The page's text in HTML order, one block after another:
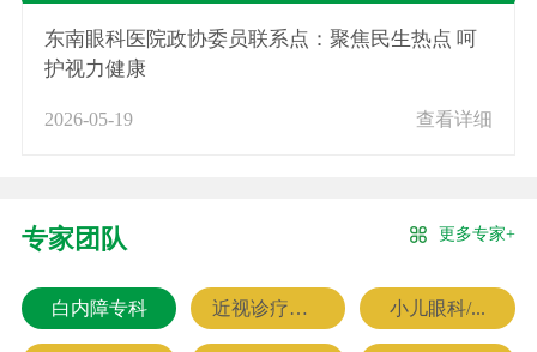
东南眼科医院政协委员联系点：聚焦民生热点 呵
护视力健康
2026-05-19 查看详细
专家团队 更多专家+
白内障专科 近视诊疗专科 小儿眼科/...